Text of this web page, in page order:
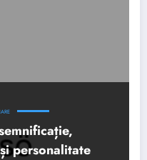
personalitate